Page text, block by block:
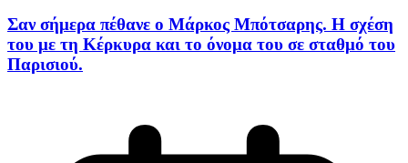
Σαν σήμερα πέθανε ο Μάρκος Μπότσαρης. Η σχέση
του με τη Κέρκυρα και το όνομα του σε σταθμό του
Παρισιού.